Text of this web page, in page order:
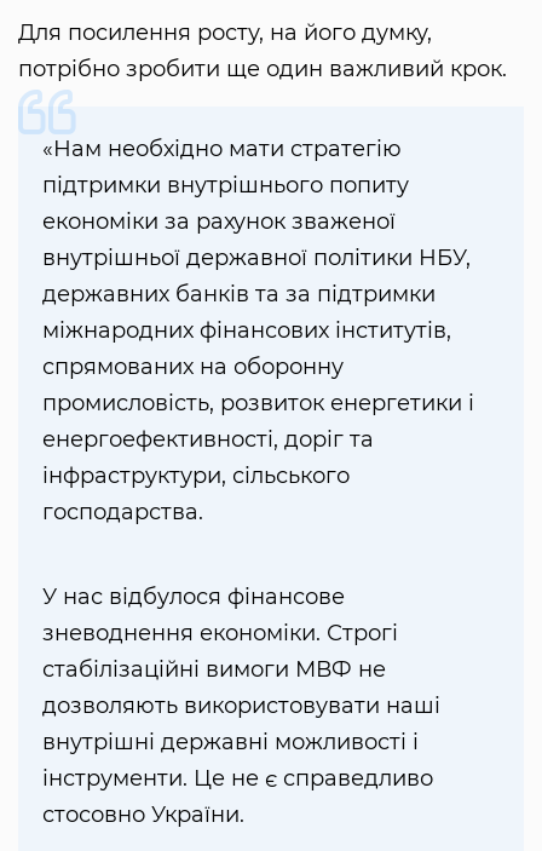
Для посилення росту, на його думку,
потрібно зробити ще один важливий крок.
«Нам необхідно мати стратегію
підтримки внутрішнього попиту
економіки за рахунок зваженої
внутрішньої державної політики НБУ,
державних банків та за підтримки
міжнародних фінансових інститутів,
спрямованих на оборонну
промисловість, розвиток енергетики і
енергоефективності, доріг та
інфраструктури, сільського
господарства.
У нас відбулося фінансове
зневоднення економіки. Строгі
стабілізаційні вимоги МВФ не
дозволяють використовувати наші
внутрішні державні можливості і
інструменти. Це не є справедливо
стосовно України.